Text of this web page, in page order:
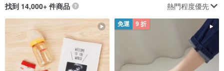
找到 14,000+ 件商品 熱門程度優先
免運 9 折